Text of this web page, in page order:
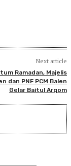
Next article
Ramadan, Majelis
dan PNF PCM Balen
Gelar Baitul Arqom